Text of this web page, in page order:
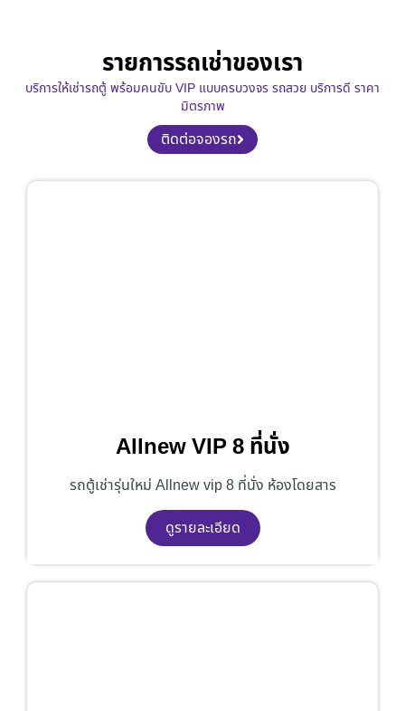
รายการรถเช่าของเรา
บริการให้เช่ารถตู้ พร้อมคนขับ VIP แบบครบวงจร รถสวย บริการดี ราคา
มิตรภาพ
ติดต่อจองรถ
Allnew VIP 8 ที่นั่ง
รถตู้เช่ารุ่นใหม่ Allnew vip 8 ที่นั่ง ห้องโดยสาร
ดูรายละเอียด